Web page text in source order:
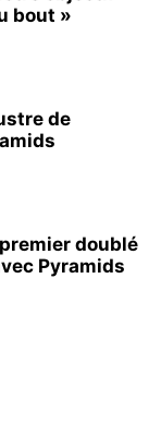
bout »
de
doublé
Pyramids